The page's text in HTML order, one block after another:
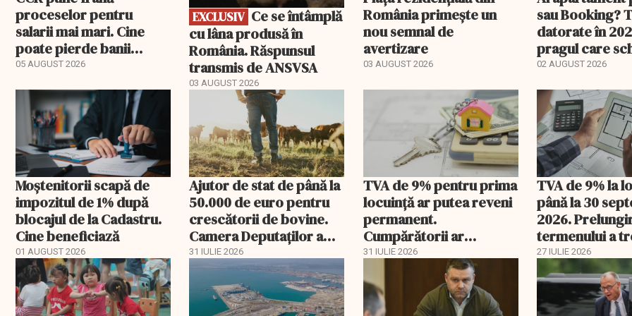
proceselor pentru
salarii mai mari. Cine
poate pierde banii
ceruți statului
05 AUGUST 2026
EXCLUSIV
cu lâna produsă în
România. Răspunsul
transmis de ANSVSA
03 AUGUST 2026
România primește un
nou semnal de
avertizare
03 AUGUST 2026
sau Booking?
datorate în
pragul care
regimul fiscal
02 AUGUST 2026
Moștenitorii scapă de
impozitul de 1% după
blocajul de la Cadastru.
Cine beneficiază
01 AUGUST 2026
Ajutor de stat de până la
50.000 de euro pentru
crescătorii de bovine.
Camera Deputaților a
aprobat schema
31 IULIE 2026
TVA de 9% pentru prima
locuință ar putea reveni
permanent.
Cumpărătorii ar
economisi zeci de mii de
31 IULIE 2026
TVA de 9% la
până la 30
2026.
termenului a
comisia din
27 IULIE 2026